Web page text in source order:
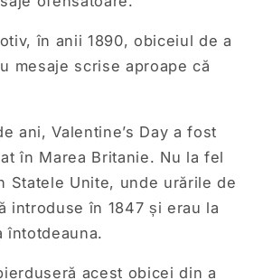
în anii 1890, obiceiul de a
mesaje scrise aproape că
ani, Valentine’s Day a fost
în Marea Britanie. Nu la fel
Statele Unite, unde urările de
introduse în 1847 și erau la
întotdeauna.
acest obicei din a